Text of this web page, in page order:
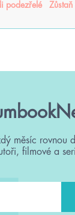
podezřelé
měsíc rovnou
filmové a